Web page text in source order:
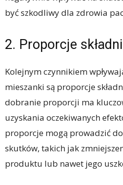
być szkodliwy dla zdrowia
2. Proporcje
Kolejnym czynnikiem
mieszanki są proporcje
dobranie proporcji ma
uzyskania oczekiwanych
proporcje mogą prowadzić
skutków, takich jak
produktu lub nawet jego